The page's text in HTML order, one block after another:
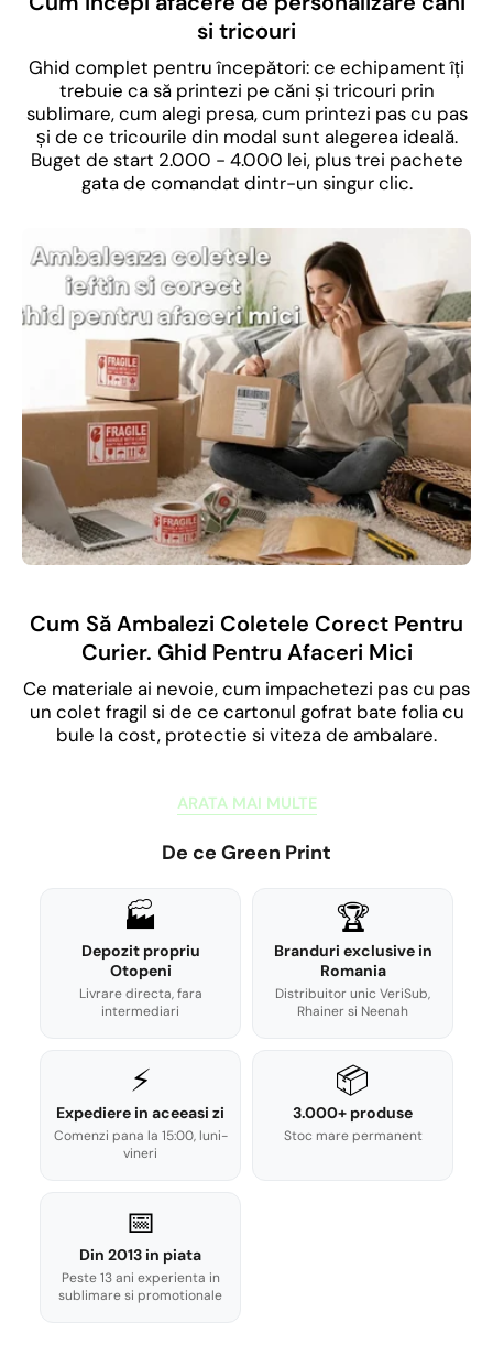
si tricouri
Ghid complet pentru începători: ce echipament îți
trebuie ca să printezi pe căni și tricouri prin
sublimare, cum alegi presa, cum printezi pas cu pas
și de ce tricourile din modal sunt alegerea ideală.
Buget de start 2.000 - 4.000 lei, plus trei pachete
gata de comandat dintr-un singur clic.
Cum Să Ambalezi Coletele Corect Pentru
Curier. Ghid Pentru Afaceri Mici
Ce materiale ai nevoie, cum impachetezi pas cu pas
un colet fragil si de ce cartonul gofrat bate folia cu
bule la cost, protectie si viteza de ambalare.
ARATA MAI MULTE
De ce Green Print
🏭
Depozit propriu
Otopeni
Livrare directa, fara
intermediari
🏆
Branduri exclusive in
Romania
Distribuitor unic VeriSub,
Rhainer si Neenah
⚡
Expediere in aceeasi zi
Comenzi pana la 15:00, luni-
vineri
📦
3.000+ produse
Stoc mare permanent
📅
Din 2013 in piata
Peste 13 ani experienta in
sublimare si promotionale